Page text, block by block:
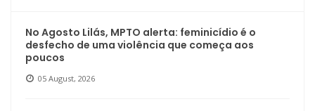
No Agosto Lilás, MPTO alerta: feminicídio é o
desfecho de uma violência que começa aos
poucos
05 August, 2026